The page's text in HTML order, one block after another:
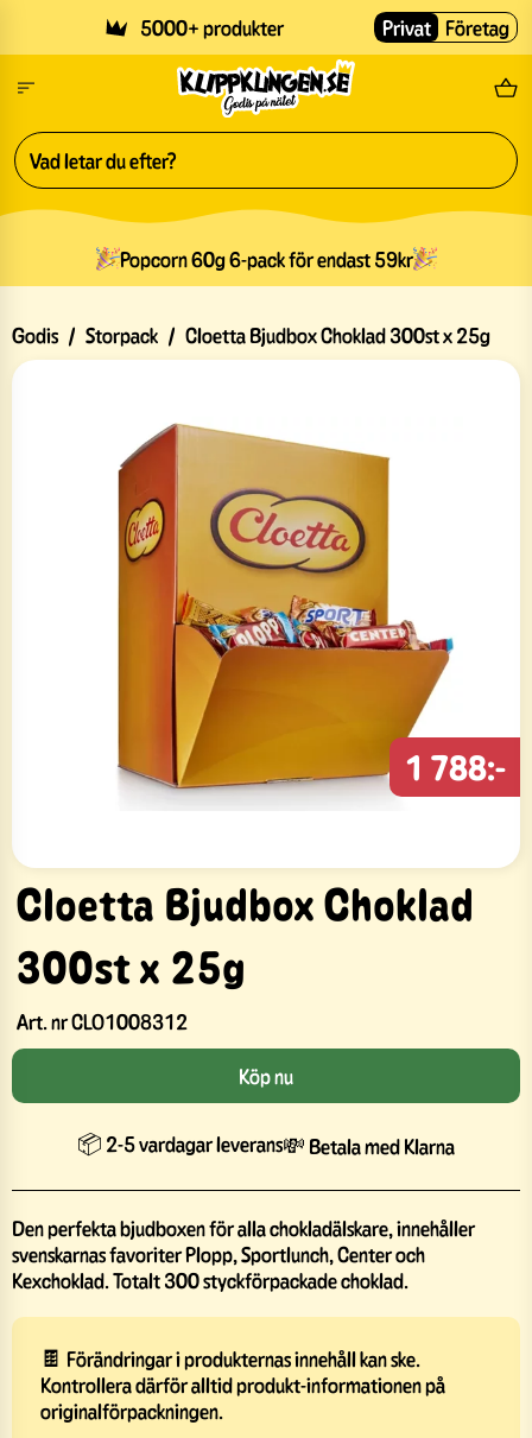
5000+ produkter Fri
Privat Företag
Popcorn 60g 6-pack för endast 59kr
Godis / Storpack / Cloetta Bjudbox Choklad 300st x 25g
Cloetta Bjudbox Choklad
300st x 25g
Art. nrCLO1008312
1 788:-
Köp nu
📦 2-5 vardagar leverans💸 Betala med Klarna
Den perfekta bjudboxen för alla chokladälskare, innehåller
svenskarnas favoriter Plopp, Sportlunch, Center och
Kexchoklad. Totalt 300 styckförpackade choklad.
🍫 Förändringar i produkternas innehåll kan ske.
Kontrollera därför alltid produkt-informationen på
originalförpackningen.